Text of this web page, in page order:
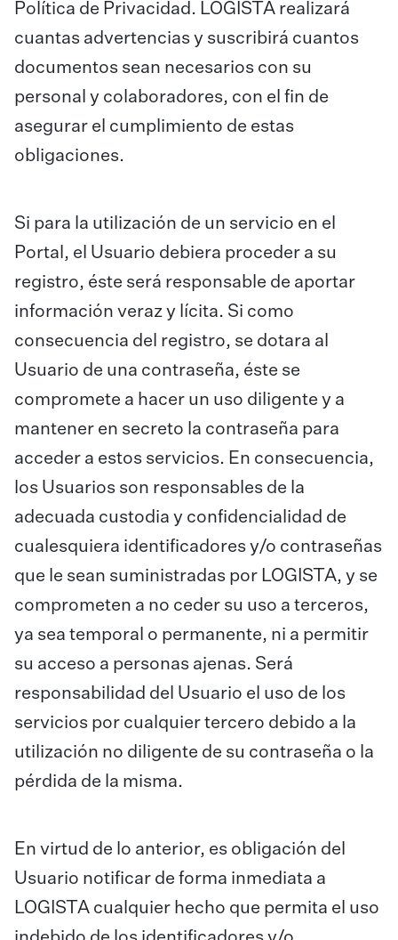
Política de Privacidad. LOGISTA realizará
cuantas advertencias y suscribirá cuantos
documentos sean necesarios con su
personal y colaboradores, con el fin de
asegurar el cumplimiento de estas
obligaciones.
Si para la utilización de un servicio en el
Portal, el Usuario debiera proceder a su
registro, éste será responsable de aportar
información veraz y lícita. Si como
consecuencia del registro, se dotara al
Usuario de una contraseña, éste se
compromete a hacer un uso diligente y a
mantener en secreto la contraseña para
acceder a estos servicios. En consecuencia,
los Usuarios son responsables de la
adecuada custodia y confidencialidad de
cualesquiera identificadores y/o contraseñas
que le sean suministradas por LOGISTA, y se
comprometen a no ceder su uso a terceros,
ya sea temporal o permanente, ni a permitir
su acceso a personas ajenas. Será
responsabilidad del Usuario el uso de los
servicios por cualquier tercero debido a la
utilización no diligente de su contraseña o la
pérdida de la misma.
En virtud de lo anterior, es obligación del
Usuario notificar de forma inmediata a
LOGISTA cualquier hecho que permita el uso